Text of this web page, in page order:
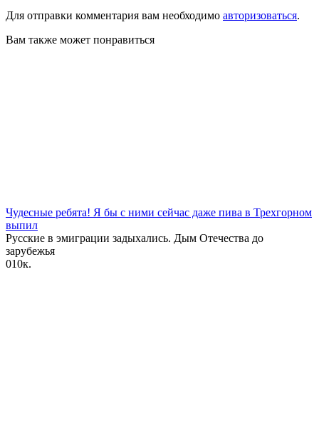
Для отправки комментария вам необходимо авторизоваться.
Вам также может понравиться
Чудесные ребята! Я бы с ними сейчас даже пива в Трехгорном
выпил
Русские в эмиграции задыхались. Дым Отечества до
зарубежья
010к.